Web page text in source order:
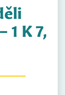
1 K 7,